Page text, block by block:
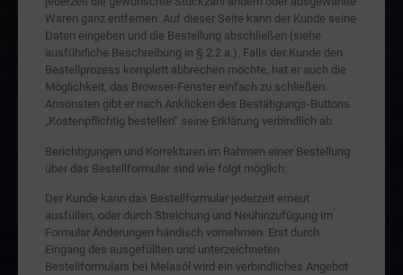
Waren ganz entfernen. Auf dieser Seite kann der Kunde seine
Daten eingeben und die Bestellung abschließen (siehe
ausführliche Beschreibung in § 2.2 a.). Falls der Kunde den
Bestellprozess komplett abbrechen möchte, hat er auch die
Möglichkeit, das Browser-Fenster einfach zu schließen.
Ansonsten gibt er nach Anklicken des Bestätigungs-Buttons
„Kostenpflichtig bestellen“ seine Erklärung verbindlich ab.
Berichtigungen und Korrekturen im Rahmen einer Bestellung
über das Bestellformular sind wie folgt möglich:
Der Kunde kann das Bestellformular jederzeit erneut
ausfüllen, oder durch Streichung und Neuhinzufügung im
Formular Änderungen händisch vornehmen. Erst durch
Eingang des ausgefüllten und unterzeichneten
Bestellformulars bei Melasól wird ein verbindliches Angebot